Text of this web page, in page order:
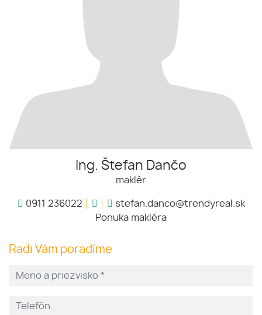
Ing. Štefan Dančo
maklér
0911 236022
stefan.danco@trendyreal.sk
Ponuka makléra
Radi Vám poradíme